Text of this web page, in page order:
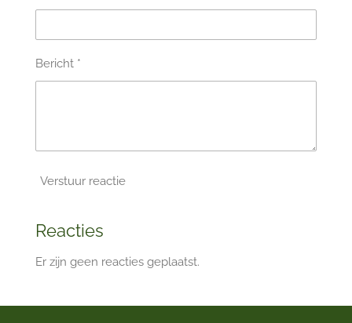
Bericht *
Verstuur reactie
Reacties
Er zijn geen reacties geplaatst.